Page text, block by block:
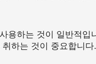
용하는 것이 일반적
하는 것이 중요합니